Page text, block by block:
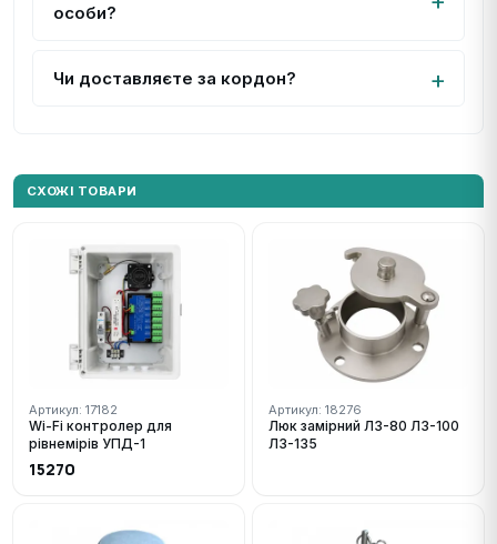
особи?
Чи доставляєте за кордон?
СХОЖІ ТОВАРИ
Артикул: 17182
Wi-Fi контролер для
рівнемірів УПД-1
15270
Артикул: 18276
Люк замірний ЛЗ-80 ЛЗ-100
ЛЗ-135